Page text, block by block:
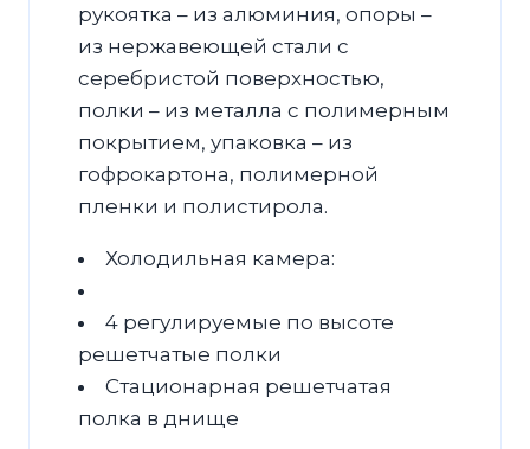
рукоятка – из алюминия, опоры –
из нержавеющей стали с
серебристой поверхностью,
полки – из металла с полимерным
покрытием, упаковка – из
гофрокартона, полимерной
пленки и полистирола.
Холодильная камера:
4 регулируемые по высоте​
решетчатые полки​​
Стационарная решетчатая
полка в днище